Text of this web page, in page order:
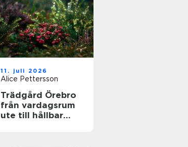
11. juli 2026
Alice Pettersson
Trädgård Örebro
från vardagsrum
ute till hållbar